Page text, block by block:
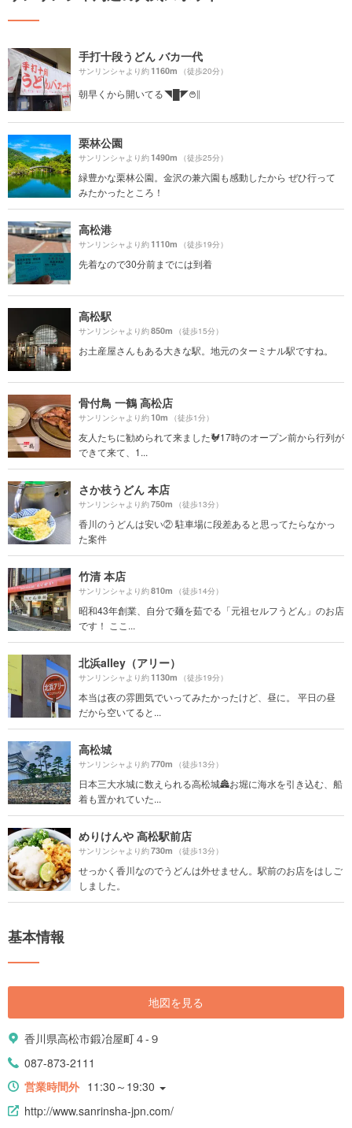
手打十段うどん バカ一代
サンリンシャより約1160m （徒歩20分）
朝早くから開いてる◥█̆̈◤࿉∥
栗林公園
サンリンシャより約1490m （徒歩25分）
緑豊かな栗林公園。金沢の兼六園も感動したから ぜひ行って
みたかったところ！
高松港
サンリンシャより約1110m （徒歩19分）
先着なので30分前までには到着
高松駅
サンリンシャより約850m （徒歩15分）
お土産屋さんもある大きな駅。地元のターミナル駅ですね。
骨付鳥 一鶴 高松店
サンリンシャより約10m （徒歩1分）
友人たちに勧められて来ました🐓17時のオープン前から行列が
できて来て、1...
さか枝うどん 本店
サンリンシャより約750m （徒歩13分）
香川のうどんは安い② 駐車場に段差あると思ってたらなかっ
た案件
竹清 本店
サンリンシャより約810m （徒歩14分）
昭和43年創業、自分で麺を茹でる「元祖セルフうどん」のお店
です！ ここ...
北浜alley（アリー）
サンリンシャより約1130m （徒歩19分）
本当は夜の雰囲気でいってみたかったけど、昼に。 平日の昼
だから空いてると...
高松城
サンリンシャより約770m （徒歩13分）
日本三大水城に数えられる高松城🏯お堀に海水を引き込む、船
着も置かれていた...
めりけんや 高松駅前店
サンリンシャより約730m （徒歩13分）
せっかく香川なのでうどんは外せません。駅前のお店をはしご
しました。
基本情報
地図を見る
香川県高松市鍛冶屋町４-９
087-873-2111
営業時間外 11:30～19:30
http://www.sanrinsha-jpn.com/